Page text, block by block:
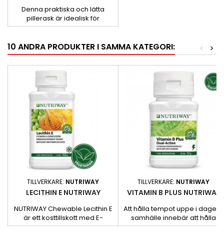
Denna praktiska och lätta
pillerask är idealisk för
förvaring av dina NUTRIWAY
10 ANDRA PRODUKTER I SAMMA KATEGORI: >
<
TILLVERKARE: NUTRIWAY
LECITHIN E NUTRIWAY
NUTRIWAY Chewable Lecithin E
är ett kosttillskott med E-
vitamin och lecitin
TILLVERKARE: NUTRIWAY
VITAMIN B PLUS NUTRIWAY
Att hålla tempot uppe i dagens
samhälle innebär att hålla
tröttheten borta....